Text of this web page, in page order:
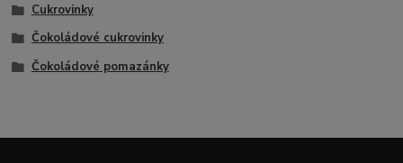
Cukrovinky
Čokoládové cukrovinky
Čokoládové pomazánky